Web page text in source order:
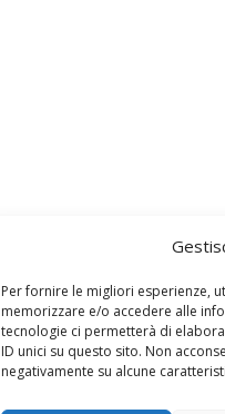
Per fornire le migliori esperienze,
memorizzare e/o accedere alle
tecnologie ci permetterà di
ID unici su questo sito. Non
negativamente su alcune